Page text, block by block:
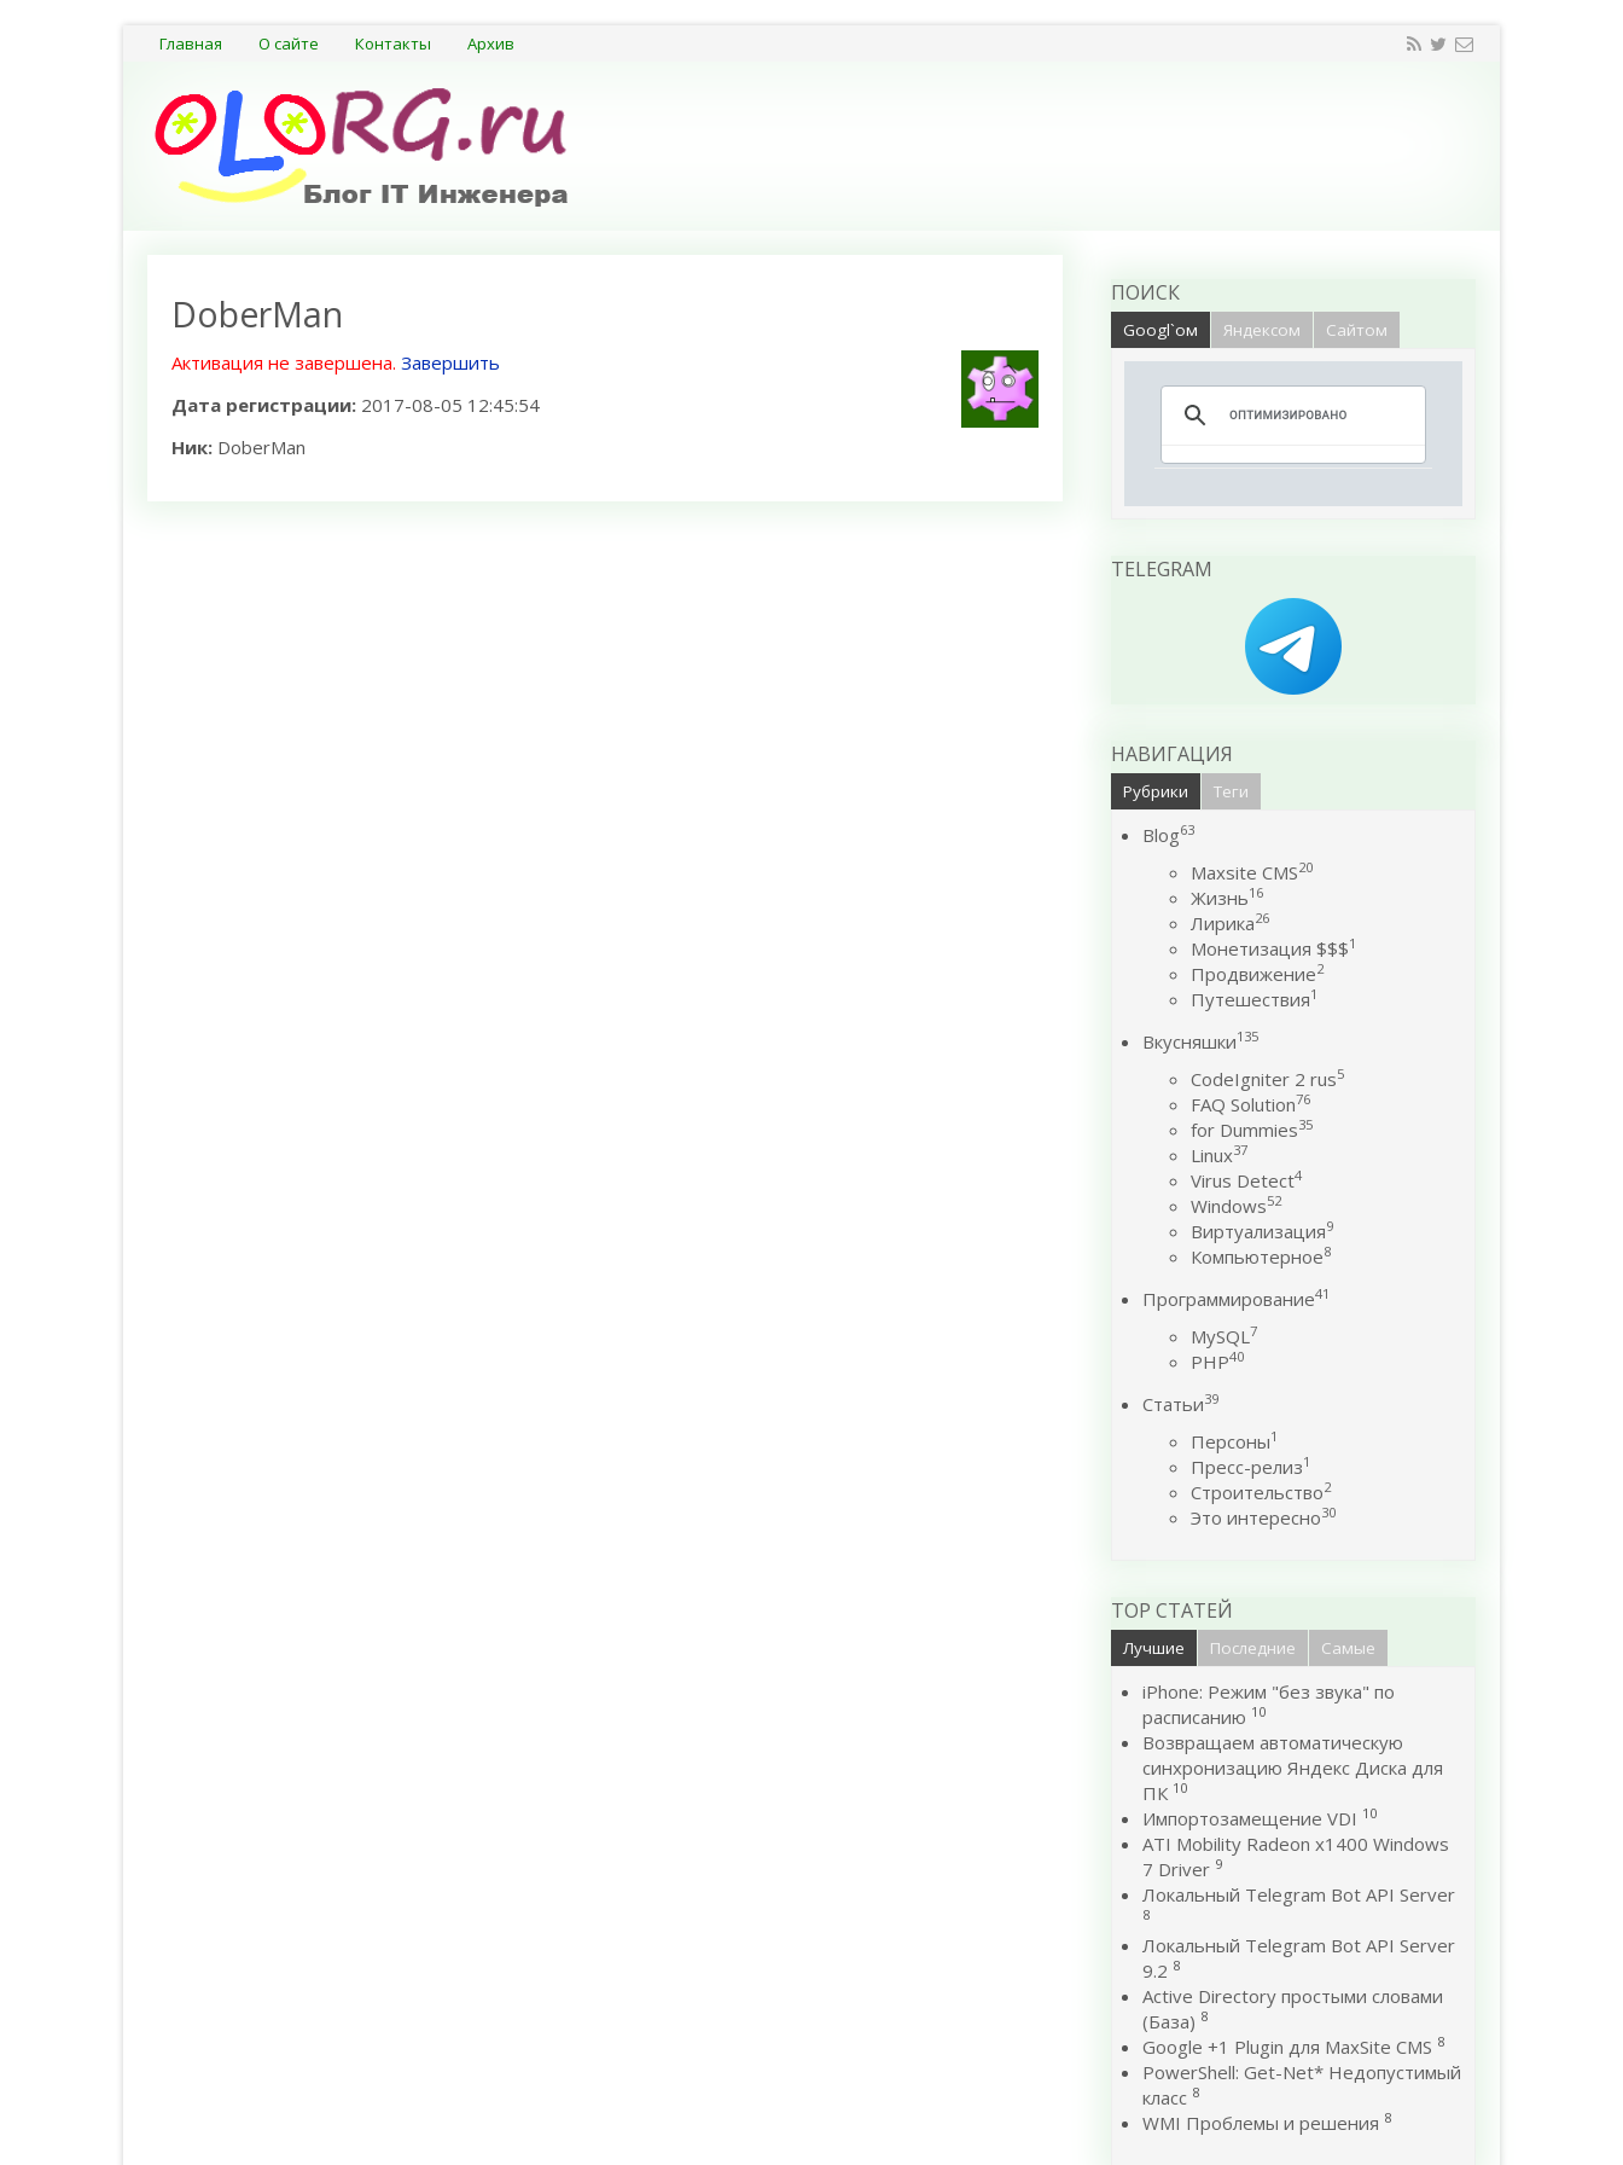
Главная О сайте Контакты Архив
DoberMan
Активация не завершена. Завершить
Дата регистрации: 2017-08-05 12:45:54
Ник: DoberMan
ПОИСК
Googl`ом Яндексом Сайтом
TELEGRAM
НАВИГАЦИЯ
Рубрики Теги
Blog63
Maxsite CMS20
Жизнь16
Лирика26
Монетизация $$$1
Продвижение2
Путешествия1
Вкусняшки135
CodeIgniter 2 rus5
FAQ Solution76
for Dummies35
Linux37
Virus Detect4
Windows52
Виртуализация9
Компьютерное8
Программирование41
MySQL7
PHP40
Статьи39
Персоны1
Пресс-релиз1
Строительство2
Это интересно30
TOP СТАТЕЙ
Лучшие Последние Самые
iPhone: Режим "без звука" по
расписанию 10
Возвращаем автоматическую
синхронизацию Яндекс Диска для
ПК 10
Импортозамещение VDI 10
ATI Mobility Radeon x1400 Windows
7 Driver 9
Локальный Telegram Bot API Server
8
Локальный Telegram Bot API Server
9.2 8
Active Directory простыми словами
(База) 8
Google +1 Plugin для MaxSite CMS 8
PowerShell: Get-Net* Недопустимый
класс 8
WMI Проблемы и решения 8